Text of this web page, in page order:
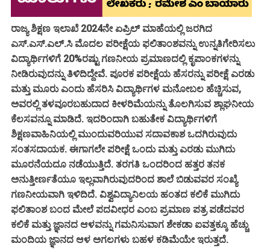
ರಾಜ್ಯ ಶಿಕ್ಷಣ ಇಲಾಖೆ 2024ನೇ ಏಪ್ರಿಲ್ ಮಾಹೆಯಲ್ಲಿ ಜರಗಿದ
ಎಸ್.ಎಸ್.ಎಲ್.ಸಿ ಮೊದಲ ಪರೀಕ್ಷೆಯ ಫಲಿತಾಂಶವನ್ನು ಉನ್ನತಿಗೇರಿಸಲು
ವಿದ್ಯಾರ್ಥಿಗಳಿಗೆ 20%ರಷ್ಟು ಗಣನೀಯ ಪ್ರಮಾಣದಲ್ಲಿ ಕೃಪಾಂಕಗಳನ್ನು
ನೀಡಿರುವುದನ್ನು ತಿಳಿದಿದ್ದೇವೆ. ಪೂರಕ ಪರೀಕ್ಷೆಯ ಹೆಸರನ್ನು ಪರೀಕ್ಷೆ ಎರಡು
ಮತ್ತು ಮೂರು ಎಂದು ಹೆಸರಿಸಿ ವಿದ್ಯಾರ್ಥಿಗಳ ಮನೋಬಲ ಹೆಚ್ಚಿಸುವ,
ಅವರಲ್ಲಿ ತಳವೂರಬಹುದಾದ ಕೀಳರಿಮೆಯನ್ನು ತೊಲಗಿಸುವ ಶ್ಲಾಘನೀಯ
ಕೆಲಸವನ್ನೂ ಮಾಡಿದೆ. ಇದರಿಂದಾಗಿ ಬಹುತೇಕ ವಿದ್ಯಾರ್ಥಿಗಳಿಗೆ
ಶಿಕ್ಷಣವಾಹಿನಿಯಲ್ಲಿ ಮುಂದುವರಿಯುವ ಸದಾವಕಾಶ ಒದಗಿರುವುದು
ಸಂತಸದಾಯಕ. ಈಗಾಗಲೇ ಪರೀಕ್ಷೆ ಒಂದು ಮತ್ತು ಎರಡು ಮುಗಿದು
ಮೂರನೆಯದೂ ನಡೆಯುತ್ತಿದೆ. ತರಗತಿ ಒಂದರಿಂದ ಹತ್ತರ ತನಕ
ಅನುತ್ತೀರ್ಣತೆಯೂ ಇಲ್ಲವಾಗಿರುವುದರಿಂದ ಶಾಲೆ ಬಿಡುವವರ ಸಂಖ್ಯೆ
ಗಣನೀಯವಾಗಿ ಇಳಿದಿದೆ. ವಿಶ್ವವಿದ್ಯಾನಿಲಯ ಹಂತದ ಕಲಿಕೆ ಮುಗಿದು
ಫಲಿತಾಂಶ ಬಂದ ಮೇಲೆ ಪದವೀಧರ ಎಂಬ ಪ್ರಮಾಣ ಪತ್ರ ಪಡೆದವರ
ಕಲಿಕೆ ಮತ್ತು ಜ್ಞಾನದ ಆಳವನ್ನು ಗಮನಿಸುವಾಗ ಶೇಕಡಾ ಐವತ್ತಕ್ಕೂ ಹೆಚ್ಚು
ಮಂದಿಯ ಜ್ಞಾನದ ಆಳ ಅಗಲಗಳು ಬಹಳ ಕಡಿಮೆಯೇ ಇರುತ್ತದೆ.